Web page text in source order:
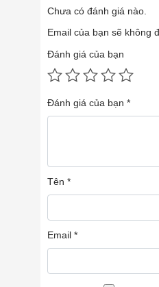
Chưa có đánh giá nào.
Email của bạn sẽ không
Đánh giá của bạn
Đánh giá của bạn *
Tên *
Email *